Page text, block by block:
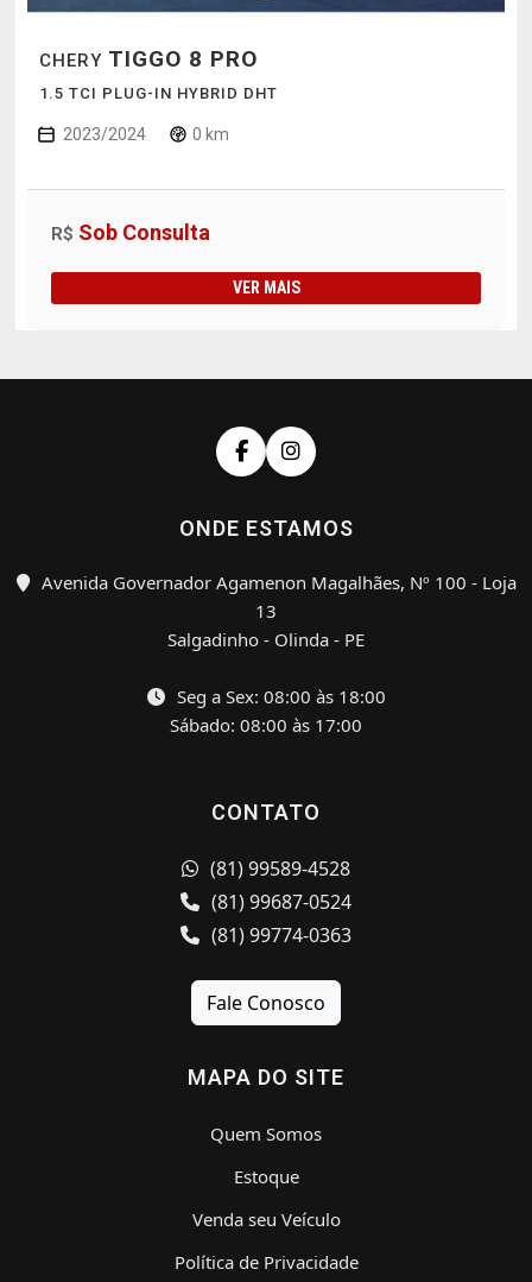
CHERY TIGGO 8 PRO
1.5 TCI PLUG-IN HYBRID DHT
2023/2024 0 km
R$ Sob Consulta
VER MAIS
ONDE ESTAMOS
Avenida Governador Agamenon Magalhães, Nº 100 - Loja
13
Salgadinho - Olinda - PE
Seg a Sex: 08:00 às 18:00
Sábado: 08:00 às 17:00
CONTATO
(81) 99589-4528
(81) 99687-0524
(81) 99774-0363
Fale Conosco
MAPA DO SITE
Quem Somos
Estoque
Venda seu Veículo
Política de Privacidade